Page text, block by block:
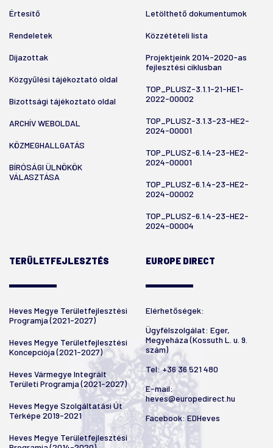
Értesítő
Rendeletek
Díjazottak
Közgyűlési tájékoztató oldal
Bizottsági tájékoztató oldal
ARCHÍV WEBOLDAL
KÖZMEGHALLGATÁS
BÍRÓSÁGI ÜLNÖKÖK
VÁLASZTÁSA
Letölthető dokumentumok
Közzétételi lista
Projektjeink 2014-2020-as
fejlesztési ciklusban
TOP_PLUSZ-3.1.1-21-HE1-
2022-00002
TOP_PLUSZ-3.1.3-23-HE2-
2024-00001
TOP_PLUSZ-6.1.4-23-HE2-
2024-00001
TOP_PLUSZ-6.1.4-23-HE2-
2024-00002
TOP_PLUSZ-6.1.4-23-HE2-
2024-00004
TERÜLETFEJLESZTÉS
Heves Megye Területfejlesztési
Programja (2021-2027)
Heves Megye Területfejlesztési
Koncepciója (2021-2027)
Heves Vármegye Integrált
Területi Programja (2021-2027)
Heves Megye Szolgáltatási Út
Térképe 2019-2021
Heves Megye Területfejlesztési
EUROPE DIRECT
Elérhetőségek:
Ügyfélszolgálat: Eger,
Megyeháza (Kossuth L. u. 9.
szám)
Tel:+36 36 521 480
E-mail:
heves@europedirect.hu
Facebook: EDHeves